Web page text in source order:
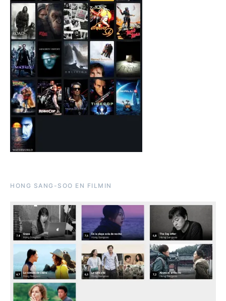
HONG SANG-SOO EN FILMIN